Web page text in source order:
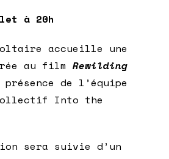
à 20h
accueille une
au film Rewilding
de l’équipe
Into the
sera suivie d’un